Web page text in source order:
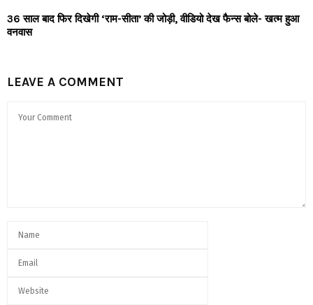
36 साल बाद फिर दिखेगी ‘राम-सीता’ की जोड़ी, वीडियो देख फैन्स बोले- खत्म हुआ
वनवास
LEAVE A COMMENT